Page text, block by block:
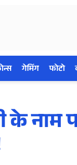
गेमिंग फोटो
के नाम